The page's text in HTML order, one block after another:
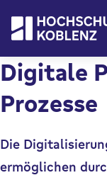
Digitale
Prozesse
Die
ermöglichen